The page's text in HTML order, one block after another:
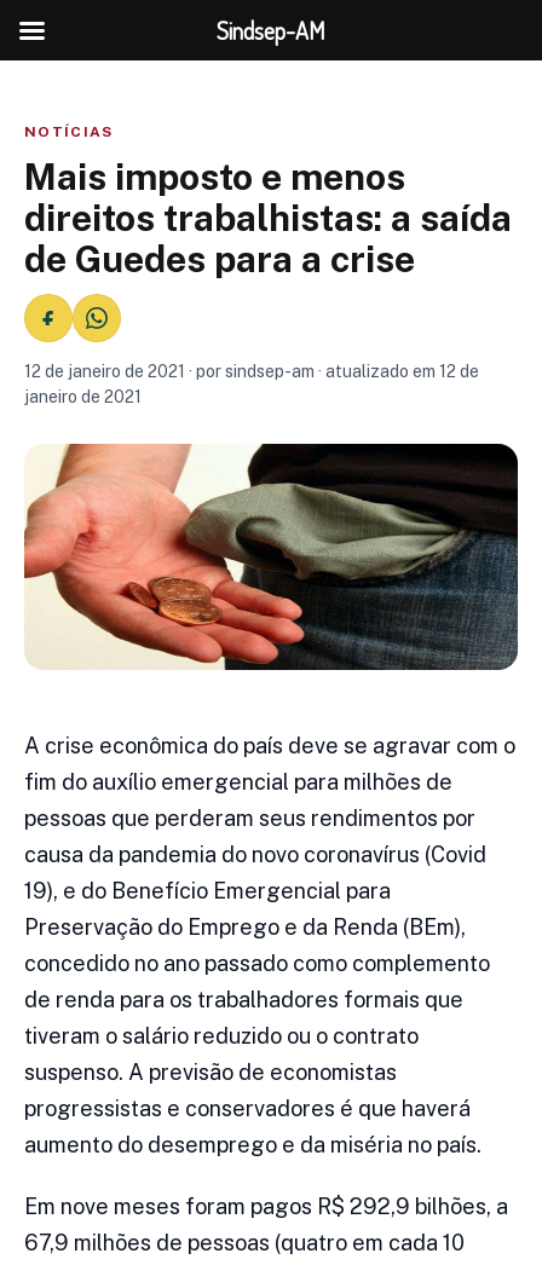
NOTÍCIAS
Mais imposto e menos
direitos trabalhistas: a saída
de Guedes para a crise
12 de janeiro de 2021 · por sindsep-am · atualizado em 12 de
janeiro de 2021
A crise econômica do país deve se agravar com o
fim do auxílio emergencial para milhões de
pessoas que perderam seus rendimentos por
causa da pandemia do novo coronavírus (Covid
19), e do Benefício Emergencial para
Preservação do Emprego e da Renda (BEm),
concedido no ano passado como complemento
de renda para os trabalhadores formais que
tiveram o salário reduzido ou o contrato
suspenso. A previsão de economistas
progressistas e conservadores é que haverá
aumento do desemprego e da miséria no país.
Em nove meses foram pagos R$ 292,9 bilhões, a
67,9 milhões de pessoas (quatro em cada 10
Sindsep-AM